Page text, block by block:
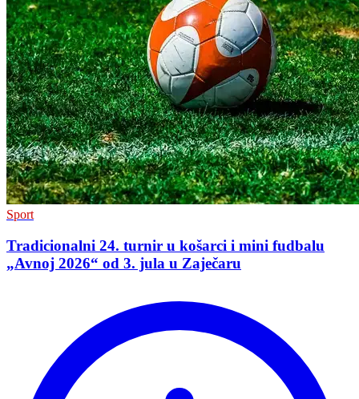
Sport
Tradicionalni 24. turnir u košarci i mini fudbalu
„Avnoj 2026“ od 3. jula u Zaječaru